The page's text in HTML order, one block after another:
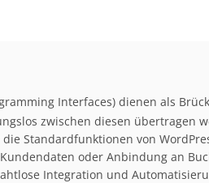
Interfaces) dienen als
zwischen diesen übertragen
Standardfunktionen von
oder Anbindung an
Integration und